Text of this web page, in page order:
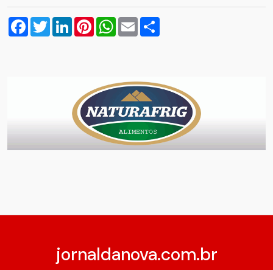
Facebook
TwitterLinkedInPinterestWhatsApp
Email
jornaldanova.com.br